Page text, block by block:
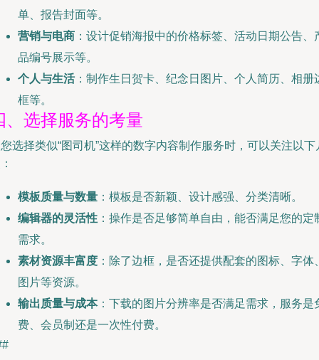
单、报告封面等。
营销与电商 ：设计促销海报中的价格标签、活动日期公告、
品编号展示等。
个人与生活：制作生日贺卡、纪念日图片、个人简历、相册
框等。
、选择服务的考量
选择类似“图司机”这样的数字内容制作服务时，可以关注以下
模板质量与数量 ：模板是否新颖、设计感强、分类清晰。
编辑器的灵活性 ：操作是否足够简单自由，能否满足您的定
需求。
素材资源丰富度 ：除了边框，是否还提供配套的图标、字体
图片等资源。
输出质量与成本：下载的图片分辨率是否满足需求，服务是
费、会员制还是一次性付费。